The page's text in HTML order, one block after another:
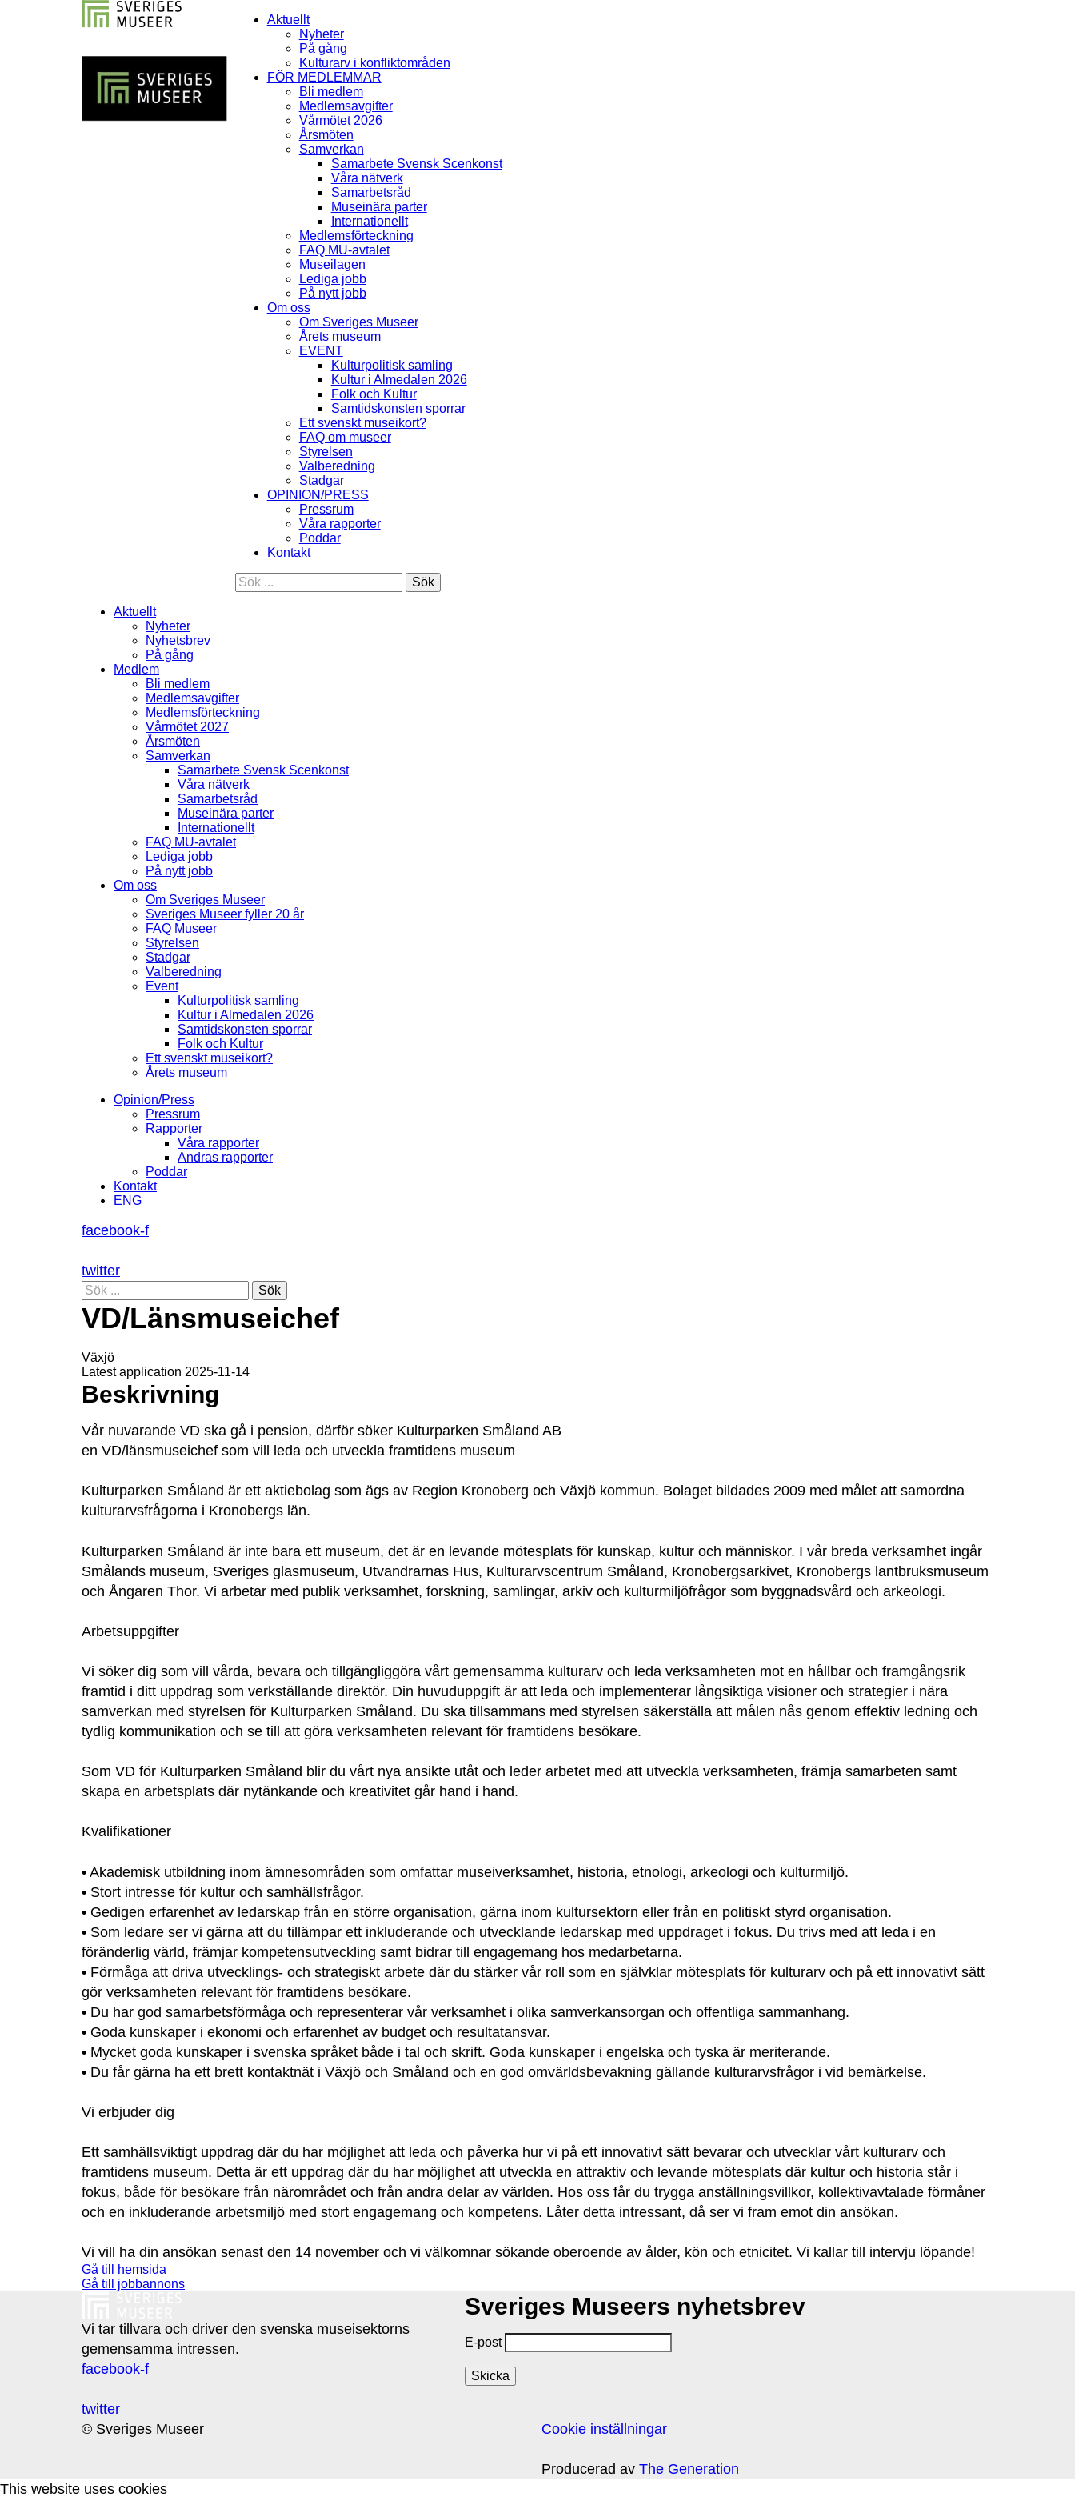
Aktuellt
Nyheter
På gång
Kulturarv i konfliktområden
FÖR MEDLEMMAR
Bli medlem
Medlemsavgifter
Vårmötet 2026
Årsmöten
Samverkan
Samarbete Svensk Scenkonst
Våra nätverk
Samarbetsråd
Museinära parter
Internationellt
Medlemsförteckning
FAQ MU-avtalet
Museilagen
Lediga jobb
På nytt jobb
Om oss
Om Sveriges Museer
Årets museum
EVENT
Kulturpolitisk samling
Kultur i Almedalen 2026
Folk och Kultur
Samtidskonsten sporrar
Ett svenskt museikort?
FAQ om museer
Styrelsen
Valberedning
Stadgar
OPINION/PRESS
Pressrum
Våra rapporter
Poddar
Kontakt
Sök
Aktuellt
Nyheter
Nyhetsbrev
På gång
Medlem
Bli medlem
Medlemsavgifter
Medlemsförteckning
Vårmötet 2027
Årsmöten
Samverkan
Samarbete Svensk Scenkonst
Våra nätverk
Samarbetsråd
Museinära parter
Internationellt
FAQ MU-avtalet
Lediga jobb
På nytt jobb
Om oss
Om Sveriges Museer
Sveriges Museer fyller 20 år
FAQ Museer
Styrelsen
Stadgar
Valberedning
Event
Kulturpolitisk samling
Kultur i Almedalen 2026
Samtidskonsten sporrar
Folk och Kultur
Ett svenskt museikort?
Årets museum
Opinion/Press
Pressrum
Rapporter
Våra rapporter
Andras rapporter
Poddar
Kontakt
ENG
facebook-f
twitter
Sök
VD/Länsmuseichef
Växjö
Latest application 2025-11-14
Beskrivning
Vår nuvarande VD ska gå i pension, därför söker Kulturparken Småland AB
en VD/länsmuseichef som vill leda och utveckla framtidens museum
Kulturparken Småland är ett aktiebolag som ägs av Region Kronoberg och Växjö kommun. Bolaget bildades 2009 med målet att samordna
kulturarvsfrågorna i Kronobergs län.
Kulturparken Småland är inte bara ett museum, det är en levande mötesplats för kunskap, kultur och människor. I vår breda verksamhet ingår
Smålands museum, Sveriges glasmuseum, Utvandrarnas Hus, Kulturarvscentrum Småland, Kronobergsarkivet, Kronobergs lantbruksmuseum
och Ångaren Thor. Vi arbetar med publik verksamhet, forskning, samlingar, arkiv och kulturmiljöfrågor som byggnadsvård och arkeologi.
Arbetsuppgifter
Vi söker dig som vill vårda, bevara och tillgängliggöra vårt gemensamma kulturarv och leda verksamheten mot en hållbar och framgångsrik
framtid i ditt uppdrag som verkställande direktör. Din huvuduppgift är att leda och implementerar långsiktiga visioner och strategier i nära
samverkan med styrelsen för Kulturparken Småland. Du ska tillsammans med styrelsen säkerställa att målen nås genom effektiv ledning och
tydlig kommunikation och se till att göra verksamheten relevant för framtidens besökare.
Som VD för Kulturparken Småland blir du vårt nya ansikte utåt och leder arbetet med att utveckla verksamheten, främja samarbeten samt
skapa en arbetsplats där nytänkande och kreativitet går hand i hand.
Kvalifikationer
• Akademisk utbildning inom ämnesområden som omfattar museiverksamhet, historia, etnologi, arkeologi och kulturmiljö.
• Stort intresse för kultur och samhällsfrågor.
• Gedigen erfarenhet av ledarskap från en större organisation, gärna inom kultursektorn eller från en politiskt styrd organisation.
• Som ledare ser vi gärna att du tillämpar ett inkluderande och utvecklande ledarskap med uppdraget i fokus. Du trivs med att leda i en
föränderlig värld, främjar kompetensutveckling samt bidrar till engagemang hos medarbetarna.
• Förmåga att driva utvecklings- och strategiskt arbete där du stärker vår roll som en självklar mötesplats för kulturarv och på ett innovativt sätt
gör verksamheten relevant för framtidens besökare.
• Du har god samarbetsförmåga och representerar vår verksamhet i olika samverkansorgan och offentliga sammanhang.
• Goda kunskaper i ekonomi och erfarenhet av budget och resultatansvar.
• Mycket goda kunskaper i svenska språket både i tal och skrift. Goda kunskaper i engelska och tyska är meriterande.
• Du får gärna ha ett brett kontaktnät i Växjö och Småland och en god omvärldsbevakning gällande kulturarvsfrågor i vid bemärkelse.
Vi erbjuder dig
Ett samhällsviktigt uppdrag där du har möjlighet att leda och påverka hur vi på ett innovativt sätt bevarar och utvecklar vårt kulturarv och
framtidens museum. Detta är ett uppdrag där du har möjlighet att utveckla en attraktiv och levande mötesplats där kultur och historia står i
fokus, både för besökare från närområdet och från andra delar av världen. Hos oss får du trygga anställningsvillkor, kollektivavtalade förmåner
och en inkluderande arbetsmiljö med stort engagemang och kompetens. Låter detta intressant, då ser vi fram emot din ansökan.
Vi vill ha din ansökan senast den 14 november och vi välkomnar sökande oberoende av ålder, kön och etnicitet. Vi kallar till intervju löpande!
Gå till hemsida
Gå till jobbannons
Vi tar tillvara och driver den svenska museisektorns
gemensamma intressen.
facebook-f
twitter
Sveriges Museers nyhetsbrev
E-post
© Sveriges Museer Cookie inställningar
Producerad av The Generation
This website uses cookies